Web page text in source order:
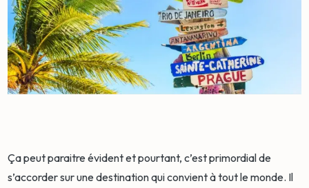
Ça peut paraitre évident et pourtant, c’est primordial de
s’accorder sur une destination qui convient à tout le monde. Il